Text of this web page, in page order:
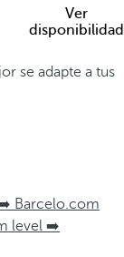
Ver
disponibilidad
se adapte a tus
➡️ Barcelo.com
level ➡️